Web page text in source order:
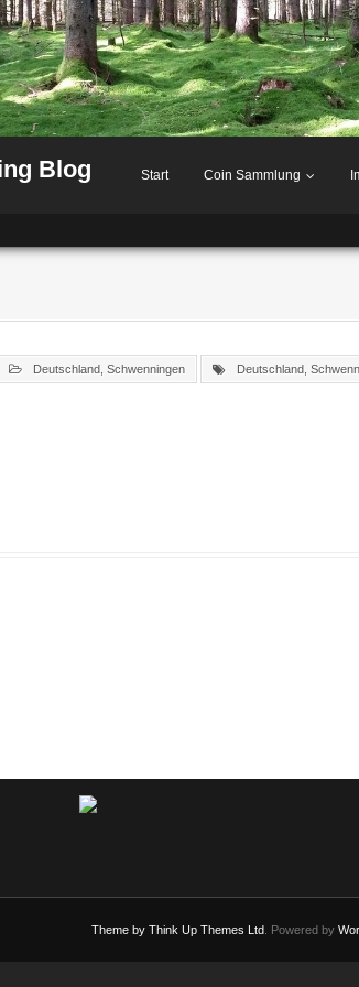
Blog Start Coin Sammlung
Deutschland Schwenningen Deutschland
Theme by Think Up Themes Ltd . Powered by